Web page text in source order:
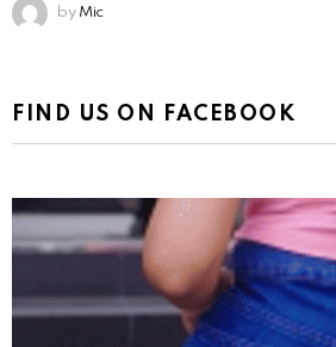
by Mic
FIND US ON FACEBOOK